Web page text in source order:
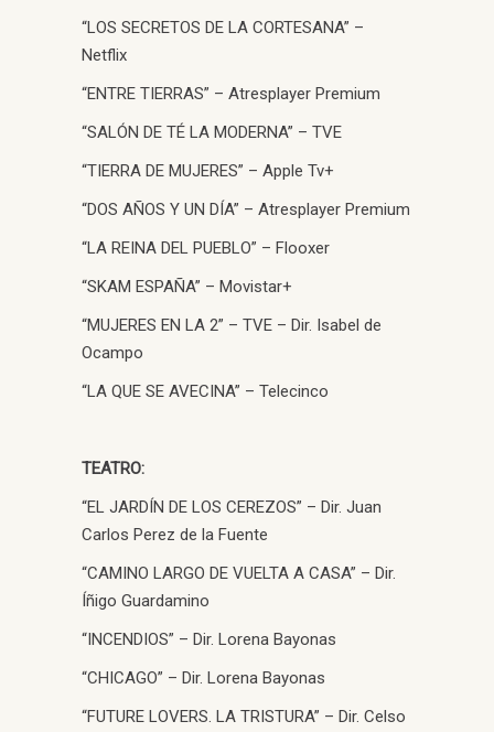
“LOS SECRETOS DE LA CORTESANA” –
Netflix
“ENTRE TIERRAS” – Atresplayer Premium
“SALÓN DE TÉ LA MODERNA” – TVE
“TIERRA DE MUJERES” – Apple Tv+
“DOS AÑOS Y UN DÍA” – Atresplayer Premium
“LA REINA DEL PUEBLO” – Flooxer
“SKAM ESPAÑA” – Movistar+
“MUJERES EN LA 2” – TVE – Dir. Isabel de
Ocampo
“LA QUE SE AVECINA” – Telecinco
TEATRO:
“EL JARDÍN DE LOS CEREZOS” – Dir. Juan
Carlos Perez de la Fuente
“CAMINO LARGO DE VUELTA A CASA” – Dir.
Íñigo Guardamino
“INCENDIOS” – Dir. Lorena Bayonas
“CHICAGO” – Dir. Lorena Bayonas
“FUTURE LOVERS. LA TRISTURA” – Dir. Celso